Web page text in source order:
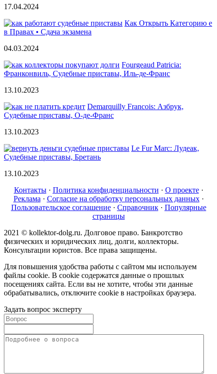
17.04.2024
Как Открыть Категорию е
в Правах • Сдача экзамена
04.03.2024
Fourgeaud Patricia:
Франконвиль, Судебные приставы, Иль-де-Франс
13.10.2023
Demarquilly Francois: Азбрук,
Судебные приставы, О-де-Франс
13.10.2023
Le Fur Marc: Лудеак,
Судебные приставы, Бретань
13.10.2023
Контакты· Политика конфиденциальности · О проекте·
Реклама · Согласие на обработку персональных данных·
Пользовательское соглашение· Справочник· Популярные
страницы
2021 © kollektor-dolg.ru. Долговое право. Банкротство
физических и юридических лиц, долги, коллекторы.
Консультации юристов. Все права защищены.
Для повышения удобства работы с сайтом мы используем
файлы cookie. В cookie содержатся данные о прошлых
посещениях сайта. Если вы не хотите, чтобы эти данные
обрабатывались, отключите cookie в настройках браузера.
Задать вопрос эксперту